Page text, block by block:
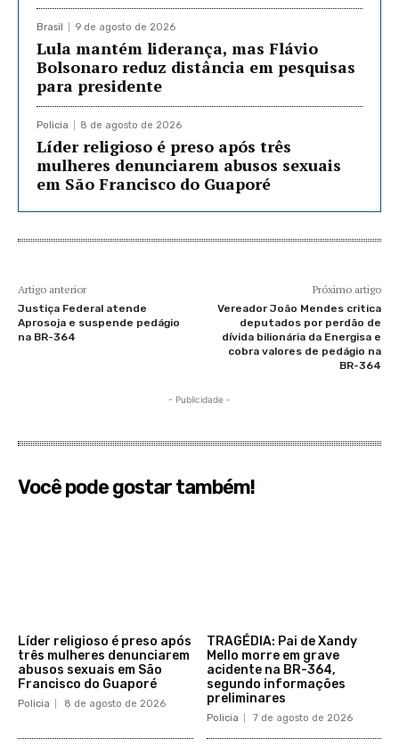
Brasil 9 de agosto de 2026
Lula mantém liderança, mas Flávio
Bolsonaro reduz distância em pesquisas
para presidente
Policia 8 de agosto de 2026
Líder religioso é preso após três
mulheres denunciarem abusos sexuais
em São Francisco do Guaporé
Artigo anterior
Justiça Federal atende
Aprosoja e suspende pedágio
na BR-364
Próximo artigo
Vereador João Mendes critica
deputados por perdão de
dívida bilionária da Energisa e
cobra valores de pedágio na
BR-364
- Publicidade -
Você pode gostar também!
Líder religioso é preso após
três mulheres denunciarem
abusos sexuais em São
Francisco do Guaporé
Policia 8 de agosto de 2026
TRAGÉDIA: Pai de Xandy
Mello morre em grave
acidente na BR-364,
segundo informações
preliminares
Policia 7 de agosto de 2026